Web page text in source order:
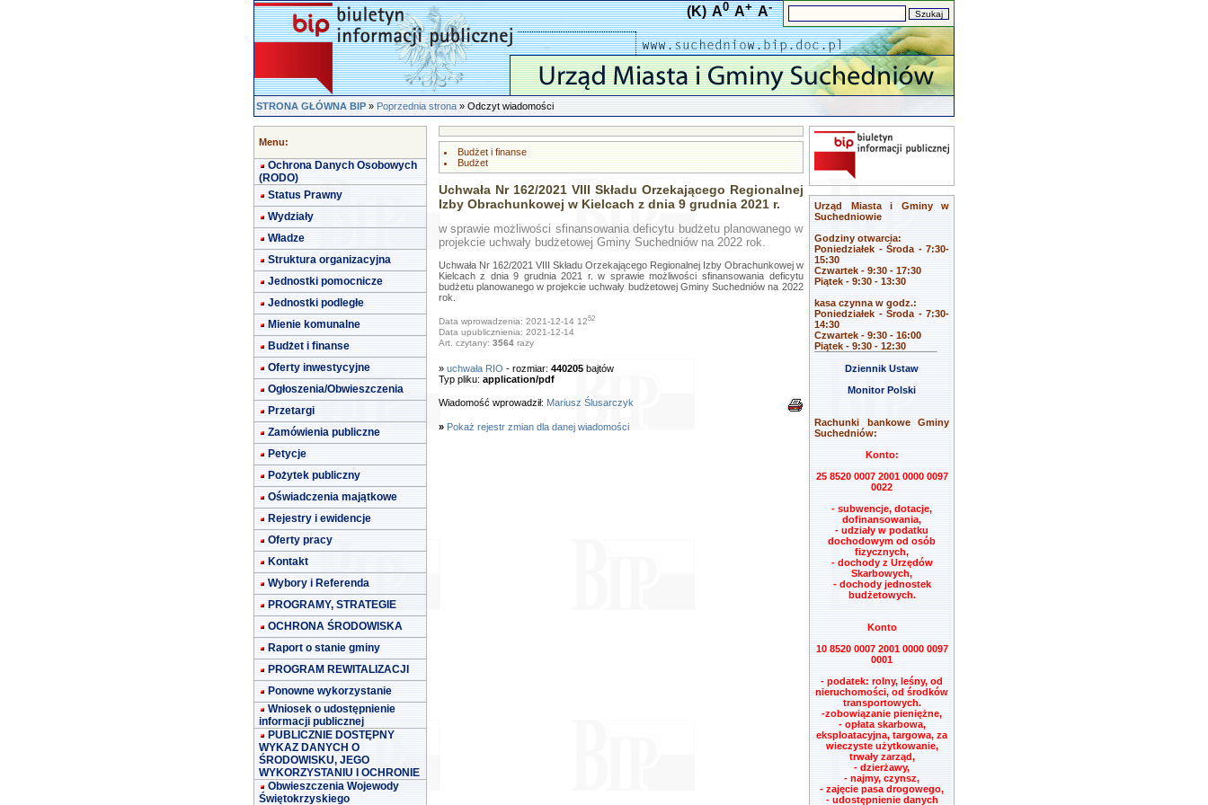
(K) A0 A+ A-
STRONA GŁÓWNA BIP»Poprzednia strona» Odczyt wiadomości
Menu:
Ochrona Danych Osobowych
(RODO)
Status Prawny
Wydziały
Władze
Struktura organizacyjna
Jednostki pomocnicze
Jednostki podległe
Mienie komunalne
Budżet i finanse
Oferty inwestycyjne
Ogłoszenia/Obwieszczenia
Przetargi
Zamówienia publiczne
Petycje
Pożytek publiczny
Oświadczenia majątkowe
Rejestry i ewidencje
Oferty pracy
Kontakt
Wybory i Referenda
PROGRAMY, STRATEGIE
OCHRONA ŚRODOWISKA
Raport o stanie gminy
PROGRAM REWITALIZACJI
Ponowne wykorzystanie
Wniosek o udostępnienie
informacji publicznej
PUBLICZNIE DOSTĘPNY
WYKAZ DANYCH O
ŚRODOWISKU, JEGO
WYKORZYSTANIU I OCHRONIE
Obwieszczenia Wojewody
Świętokrzyskiego
Budżet i finanse
Budżet
Uchwała Nr 162/2021 VIII Składu Orzekającego Regionalnej
Izby Obrachunkowej w Kielcach z dnia 9 grudnia 2021 r.
w sprawie możliwości sfinansowania deficytu budżetu planowanego w
projekcie uchwały budżetowej Gminy Suchedniów na 2022 rok.
Uchwała Nr 162/2021 VIII Składu Orzekającego Regionalnej Izby Obrachunkowej w
Kielcach z dnia 9 grudnia 2021 r. w sprawie możliwości sfinansowania deficytu
budżetu planowanego w projekcie uchwały budżetowej Gminy Suchedniów na 2022
rok.
Data wprowadzenia: 2021-12-14 1252
Data upublicznienia: 2021-12-14
Art. czytany: 3564razy
» uchwała RIO - rozmiar: 440205bajtów
Typ pliku: application/pdf
Wiadomość wprowadził: Mariusz Ślusarczyk
» Pokaż rejestr zmian dla danej wiadomości
Urząd Miasta i Gminy w
Suchedniowie
Godziny otwarcia:
Poniedziałek - Środa - 7:30-
15:30
Czwartek - 9:30 - 17:30
Piątek - 9:30 - 13:30
kasa czynna w godz.:
Poniedziałek - Środa - 7:30-
14:30
Czwartek - 9:30 - 16:00
Piątek - 9:30 - 12:30
Dziennik Ustaw
Monitor Polski
Rachunki bankowe Gminy
Suchedniów:
Konto:
25 8520 0007 2001 0000 0097
0022
- subwencje, dotacje,
dofinansowania,
- udziały w podatku
dochodowym od osób
fizycznych,
- dochody z Urzędów
Skarbowych,
- dochody jednostek
budżetowych.
Konto
10 8520 0007 2001 0000 0097
0001
- podatek: rolny, leśny, od
nieruchomości, od środków
transportowych.
-zobowiązanie pieniężne,
- opłata skarbowa,
eksploatacyjna, targowa, za
wieczyste użytkowanie,
trwały zarząd,
- dzierżawy,
- najmy, czynsz,
- zajęcie pasa drogowego,
- udostępnienie danych